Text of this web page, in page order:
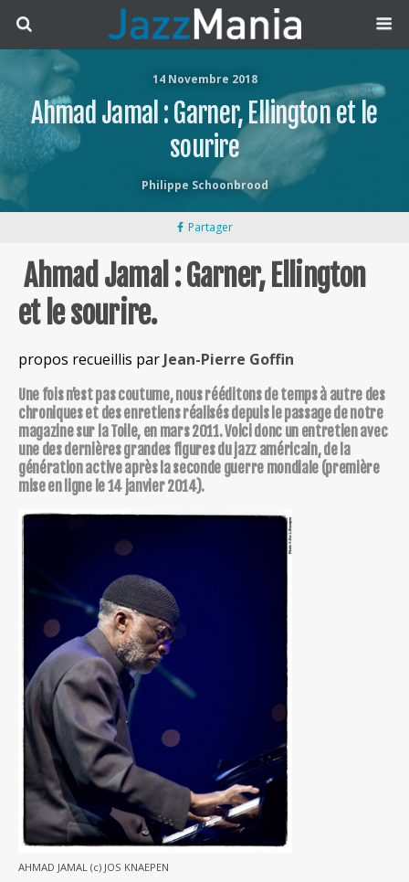
14 Novembre 2018
Ahmad Jamal : Garner, Ellington et le
sourire
Philippe Schoonbrood
Partager
Ahmad Jamal : Garner, Ellington
et le sourire.
propos recueillis par Jean-Pierre Goffin
Une fois n’est pas coutume, nous rééditons de temps à autre des
chroniques et des enretiens réalisés depuis le passage de notre
magazine sur la Toile, en mars 2011. Voici donc un entretien avec
une des dernières grandes figures du jazz américain, de la
génération active après la seconde guerre mondiale (première
mise en ligne le 14 janvier 2014).
AHMAD JAMAL (c) JOS KNAEPEN